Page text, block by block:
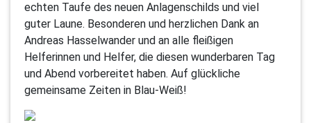
echten Taufe des neuen Anlagenschilds und viel
guter Laune. Besonderen und herzlichen Dank an
Andreas Hasselwander und an alle fleißigen
Helferinnen und Helfer, die diesen wunderbaren Tag
und Abend vorbereitet haben. Auf glückliche
gemeinsame Zeiten in Blau-Weiß!